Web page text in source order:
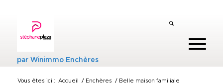
parWinimmo Enchères
Vous êtes ici : Accueil / Enchères / Belle maison familiale